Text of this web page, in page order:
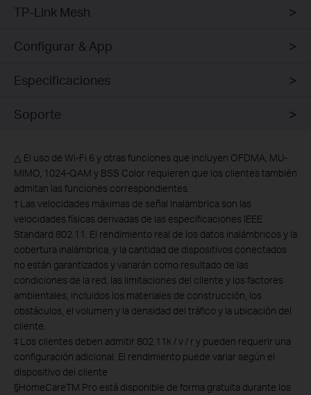
TP-Link Mesh
Configurar & App
Especificaciones
Soporte
△ El uso de Wi-Fi 6 y otras funciones que incluyen OFDMA, MU-
MIMO, 1024-QAM y BSS Color requieren que los clientes también
admitan las funciones correspondientes.
† Las velocidades máximas de señal inalámbrica son las
velocidades físicas derivadas de las especificaciones IEEE
Standard 802.11. El rendimiento real de los datos inalámbricos y la
cobertura inalámbrica, y la cantidad de dispositivos conectados
no están garantizados y variarán como resultado de las
condiciones de la red, las limitaciones del cliente y los factores
ambientales, incluidos los materiales de construcción, los
obstáculos, el volumen y la densidad del tráfico y la ubicación del
cliente.
‡ Los clientes deben admitir 802.11k / v / r y pueden requerir una
configuración adicional. El rendimiento puede variar según el
dispositivo del cliente
§HomeCareTM Pro está disponible de forma gratuita durante los